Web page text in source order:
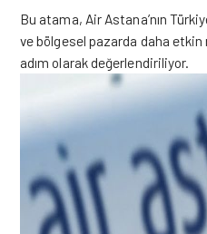
Bu atama, Air Astana’nın
ve bölgesel pazarda daha etkin
adım olarak değerlendiriliyor.